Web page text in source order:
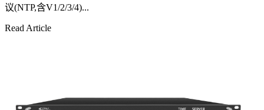
议(NTP,含V1/2/3/4)...
Read Article